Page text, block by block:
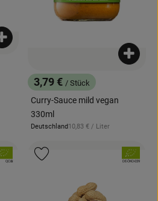
Produkt zum Warenkorb hinzufügen
, Preis:
3,79 € / Stück
Curry-Sauce mild vegan
330ml
, Herkunft:
Deutschland, Referenzpreis:
10,83 € / Liter
, Kontrollstelle:
QC&I
, Verband:
, Kontrollstelle:
DE-ÖKO-039
Produkt zu Favouriten hinzufügen